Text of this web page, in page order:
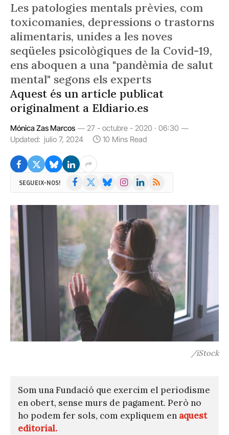
Les patologies mentals prèvies, com
toxicomanies, depressions o trastorns
alimentaris, unides a les noves
seqüeles psicològiques de la Covid-19,
ens aboquen a una "pandèmia de salut
mental" segons els experts
Aquest és un article publicat
originalment a Eldiario.es
Mónica Zas Marcos
27 - octubre - 2020 · 06:30
Updated: julio 7, 2024 10 Mins Read
SEGUEIX-NOS! Facebook BlueskyInstagramLinkedIn
RSS
/iStock
Som una Fundació que exercim el periodisme
en obert, sense murs de pagament. Però no
ho podem fer sols, com expliquem en aquest
editorial.